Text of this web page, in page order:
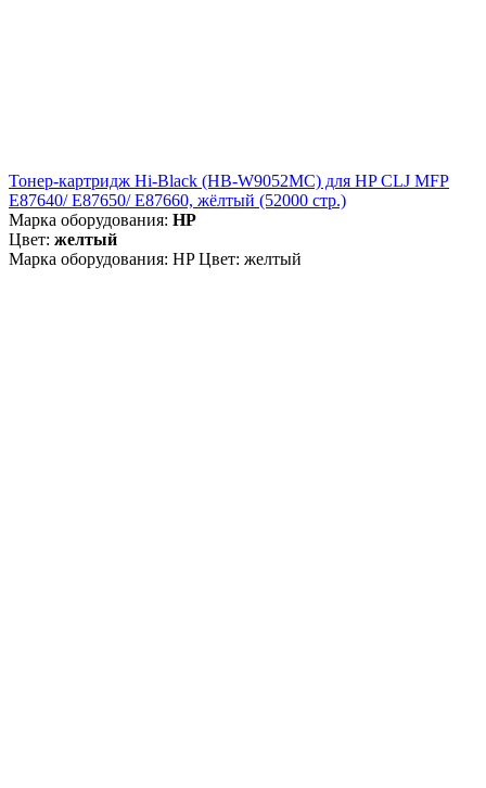
Тонер-картридж Hi-Black (HB-W9052MC) для HP CLJ MFP
E87640/ E87650/ E87660, жёлтый (52000 стр.)
Марка оборудования: HP
Цвет: желтый
Марка оборудования: HP Цвет: желтый